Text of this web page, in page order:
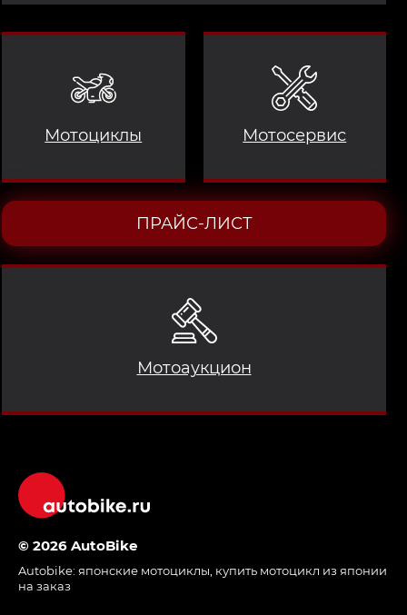
Мотоциклы
Мотоаукцион
Мотосервис
ПРАЙС-ЛИСТ
© 2026 AutoBike
Autobike: японские мотоциклы купить мотоцикл из японии
на заказ